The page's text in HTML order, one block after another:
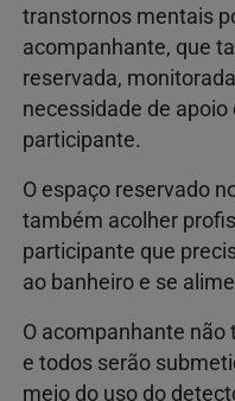
transtornos mentais
acompanhante, que
reservada,
necessidade de
participante.
O espaço reservado
também acolher
participante que
ao banheiro e se
O acompanhante não
e todos serão
meio do uso do